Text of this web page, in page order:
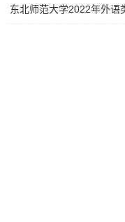
东北师范大学2022年外语